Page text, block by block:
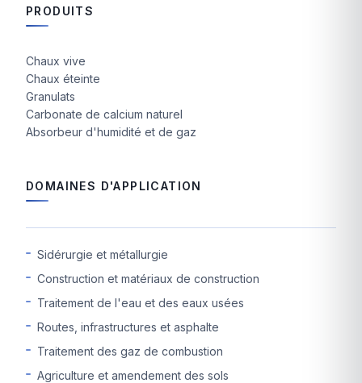
PRODUITS
Chaux vive
Chaux éteinte
Granulats
Carbonate de calcium naturel
Absorbeur d'humidité et de gaz
DOMAINES D'APPLICATION
Sidérurgie et métallurgie
Construction et matériaux de construction
Traitement de l'eau et des eaux usées
Routes, infrastructures et asphalte
Traitement des gaz de combustion
Agriculture et amendement des sols